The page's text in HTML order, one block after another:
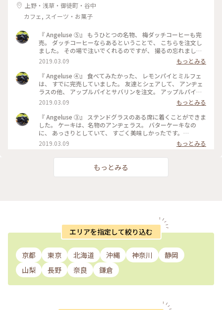
上野・浅草・御徒町・谷中
カフェ, スイーツ・お菓子
『 Angeluse ⑤』 もうひとつの名物、 梅ダッチコーヒーも完
売。 ダッチコーヒーならあるということで、 こちらを注文し
ました。 その場で注いでくれるのですが、 撮るの忘れました
😅 美味しくいただきました。 最初で最後の訪問になりました
が、 本当に行くことが出来てよかったです。 #angeluse#アン
ヂェラス#浅草カフェ#ダッチコーヒー
2019.03.09
もっとみる
『 Angeluse ④』 食べてみたかった、 レモンパイとミルフェ
は、 すでに完売していました。 友達とシェアして、 アンヂェ
ラスの他、 アップルパイとサバリンを注文。 アップルパイ
は、みっちり。 サバリンは、しみしみでした。 #angeluse#ア
ンヂェラス#浅草カフェ#ケーキ#アップルパイ#サバリン
2019.03.09
もっとみる
『 Angeluse ③』 ステンドグラスのある席に着くことができま
した。 ケーキは、名物のアンヂェラス。 バターケーキなの
に、 あっさりとしていて、 すごく美味しかったです。
#angeluse#アンヂェラス#浅草カフェ#ケーキ#おやつ
2019.03.09 もっとみる
もっとみる
エリアを指定して絞り込む
京都 東京 北海道 沖縄 神奈川
静岡
山梨
長野 奈良 鎌倉